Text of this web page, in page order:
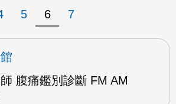
5 6 7
腹痛鑑別診斷 FM AM